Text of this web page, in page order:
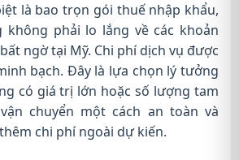
là bao trọn gói thuế nhập khẩu,
không phải lo lắng về các khoản
ngờ tại Mỹ. Chi phí dịch vụ được
bạch. Đây là lựa chọn lý tưởng
có giá trị lớn hoặc số lượng tam
chuyển một cách an toàn và
chi phí ngoài dự kiến.